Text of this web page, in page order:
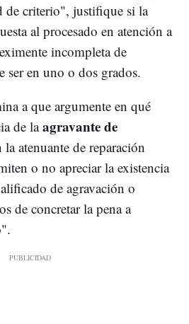
de criterio", justifique si la
al procesado en atención a
incompleta de
ser en uno o dos grados.
a que argumente en qué
de laagravante de
atenuante de reparación
o no apreciar la existencia
de agravación o
de concretar la pena a